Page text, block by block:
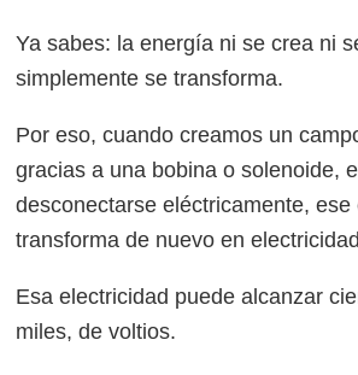
Ya sabes: la energía ni se crea ni
simplemente se transforma.
Por eso, cuando creamos un
gracias a una bobina o solenoide,
desconectarse eléctricamente, ese
transforma de nuevo en
Esa electricidad puede alcanzar
miles, de voltios.